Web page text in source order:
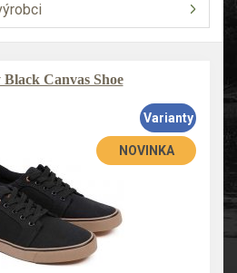
Canvas Shoe
NOVINKA
Varianty